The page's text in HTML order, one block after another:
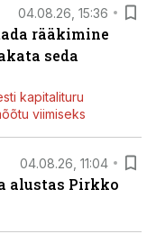
04.08.26, 15:36
rääkimine
seda
kapitalituru
viimiseks
04.08.26, 11:04
alustas Pirkko